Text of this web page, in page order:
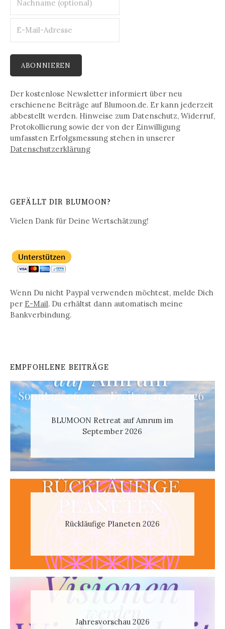
Der kostenlose Newsletter informiert über neu
erschienene Beiträge auf Blumoon.de. Er kann jederzeit
abbestellt werden. Hinweise zum Datenschutz, Widerruf,
Protokollierung sowie der von der Einwilligung
umfassten Erfolgsmessung stehen in unserer
Datenschutz­erklärung
GEFÄLLT DIR BLUMOON?
Vielen Dank für Deine Wertschätzung!
Wenn Du nicht Paypal verwenden möchtest, melde Dich
per E-Mail. Du erhältst dann automatisch meine
Bankverbindung.
EMPFOHLENE BEITRÄGE
BLUMOON Retreat auf Amrum im
September 2026
Rückläufige Planeten 2026
Jahresvorschau 2026